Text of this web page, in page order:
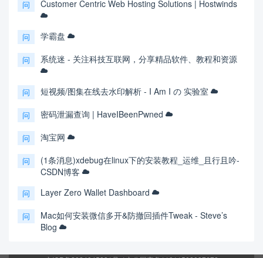
问 Customer Centric Web Hosting Solutions | Hostwinds
问 学霸盘
问 系统迷 - 关注科技互联网，分享精品软件、教程和资源
问 短视频/图集在线去水印解析 - I Am I の 实验室
问 密码泄漏查询 | HaveIBeenPwned
问 淘宝网
问
(1条消息)xdebug在linux下的安装教程_运维_且行且吟-
CSDN博客
问 Layer Zero Wallet Dashboard
问
Mac如何安装微信多开&防撤回插件Tweak - Steve’s
Blog